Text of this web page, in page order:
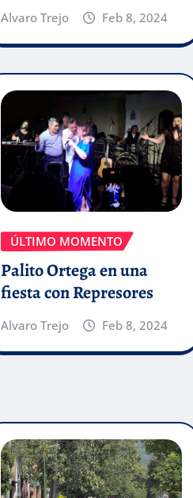
Alvaro Trejo Feb 8, 2024
ÚLTIMO MOMENTO
Palito Ortega en una
fiesta con Represores
Alvaro Trejo Feb 8, 2024